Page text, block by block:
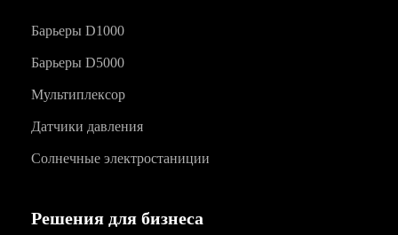
Барьеры D1000
Барьеры D5000
Мультиплексор
Датчики давления
Солнечные электростаниции
Решения для бизнеса